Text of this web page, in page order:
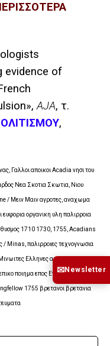
evidence of
AJA, τ.
,
Γαλλοι αποικοι Acadia νησι του
Νεα Σκοτια Σκωτια, Νιου
/ Μειν Μαιν αγροτες, αναχωμα
οργανικη υλη παλιρροια
1710 1730, 1755, Acadians
Minas, παλιρροιες τεχνογνωσια
Ελληνες αρχαια Κρητη
ποιημα επος Evangeline
1755 βρετανοι βρετανια
✉Newsletter